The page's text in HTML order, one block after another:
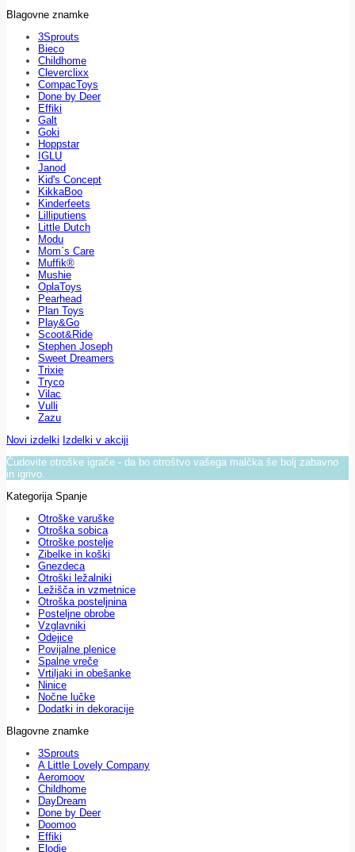
Blagovne znamke
3Sprouts
Bieco
Childhome
Cleverclixx
CompacToys
Done by Deer
Effiki
Galt
Goki
Hoppstar
IGLU
Janod
Kid's Concept
KikkaBoo
Kinderfeets
Lilliputiens
Little Dutch
Modu
Mom`s Care
Muffik®
Mushie
OplaToys
Pearhead
Plan Toys
Play&Go
Scoot&Ride
Stephen Joseph
Sweet Dreamers
Trixie
Tryco
Vilac
Vulli
Zazu
Novi izdelki Izdelki v akciji
Čudovite otroške igrače - da bo otroštvo vašega malčka še bolj zabavno
in igrivo.
Kategorija Spanje
Otroške varuške
Otroška sobica
Otroške postelje
Zibelke in koški
Gnezdeca
Otroški ležalniki
Ležišča in vzmetnice
Otroška posteljnina
Posteljne obrobe
Vzglavniki
Odejice
Povijalne plenice
Spalne vreče
Vrtiljaki in obešanke
Ninice
Nočne lučke
Dodatki in dekoracije
Blagovne znamke
3Sprouts
A Little Lovely Company
Aeromoov
Childhome
DayDream
Done by Deer
Doomoo
Effiki
Elodie